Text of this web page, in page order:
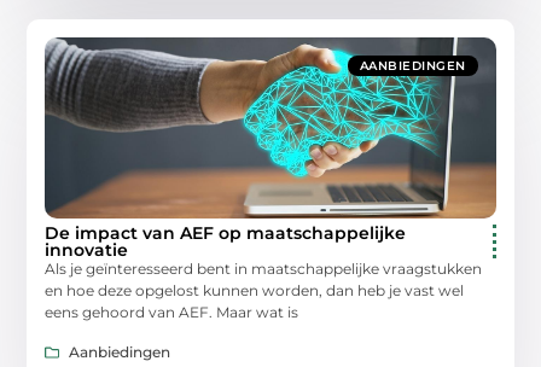
AANBIEDINGEN
De impact van AEF op maatschappelijke
innovatie
Als je geïnteresseerd bent in maatschappelijke vraagstukken
en hoe deze opgelost kunnen worden, dan heb je vast wel
eens gehoord van AEF. Maar wat is
Aanbiedingen